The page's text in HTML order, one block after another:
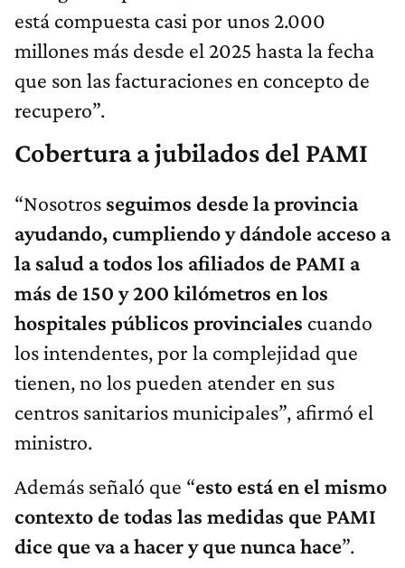
está compuesta casi por unos 2.000
millones más desde el 2025 hasta la fecha
que son las facturaciones en concepto de
recupero”.
Cobertura a jubilados del PAMI
“Nosotros seguimos desde la provincia
ayudando, cumpliendo y dándole acceso a
la salud a todos los afiliados de PAMI a
más de 150 y 200 kilómetros en los
hospitales públicos provinciales cuando
los intendentes, por la complejidad que
tienen, no los pueden atender en sus
centros sanitarios municipales”, afirmó el
ministro.
Además señaló que “esto está en el mismo
contexto de todas las medidas que PAMI
dice que va a hacer y que nunca hace”.